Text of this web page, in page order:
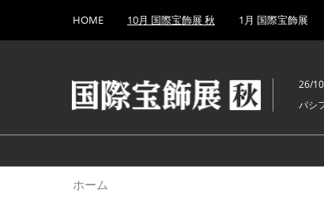
キ
し
て
to
HOME 10月 国際宝飾展 秋 1月 国際宝飾展
26/
パシ
ホーム